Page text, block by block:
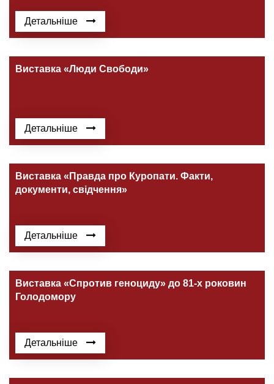
Детальніше
Виставка «Люди Свободи»
Детальніше
Виставка «Правда про Куропати. Факти,
документи, свідчення»
Детальніше
Виставка «Спротив геноциду» до 81-х роковин
Голодомору
Детальніше